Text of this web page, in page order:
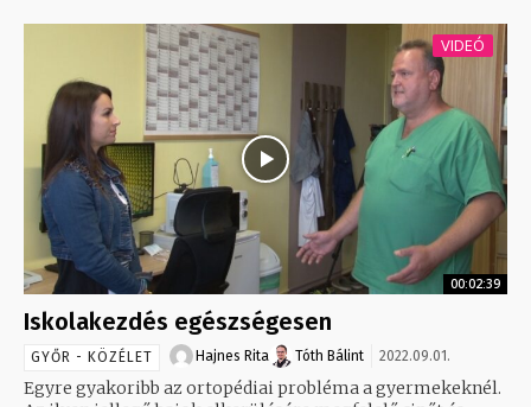
VIDEÓ
00:02:39
Iskolakezdés egészségesen
GYŐR - KÖZÉLET Hajnes Rita Tóth Bálint 2022.09.01.
Egyre gyakoribb az ortopédiai probléma a gyermekeknél.